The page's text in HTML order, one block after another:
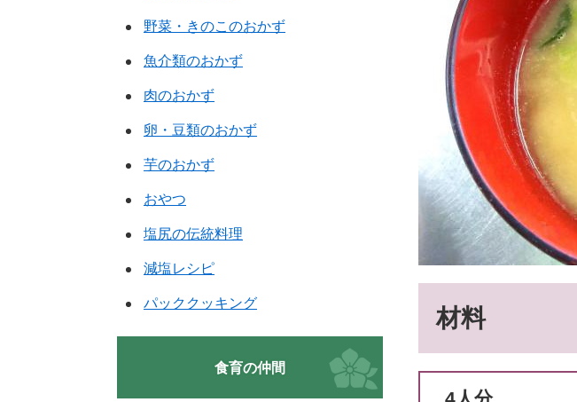
材料
野菜・きのこのおかず
魚介類のおかず
肉のおかず
卵・豆類のおかず
芋のおかず
おやつ
塩尻の伝統料理
減塩レシピ
パッククッキング
食育の仲間